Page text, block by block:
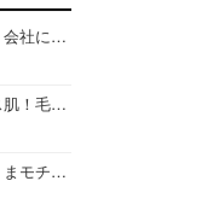
【2026最新版】出会いの春に！会社にもおすすめの好印象な香水14選♡ビジネスの場での香水マナーも
【2025最新版】目指せ毛穴レス肌！毛穴を埋めて隠す「おすすめ部分用下地＆プライマー」ランキング♡
キャシードール2025春新作｜くまモチーフのミニリップ「シャイニーベア リップモイスト」をレビュー♡